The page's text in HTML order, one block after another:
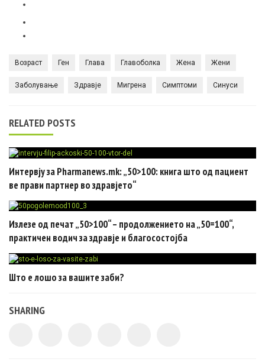
Возраст Ген Глава Главоболка Жена Жени
Заболување Здравје Мигрена Симптоми Синуси
RELATED POSTS
Интервју за Pharmanews.mk: „50>100: книга што од пациент
ве прави партнер во здравјето“
Излезе од печат „50>100“ – продолжението на „50=100“,
практичен водич за здравје и благосостојба
Што е лошо за вашите заби?
SHARING